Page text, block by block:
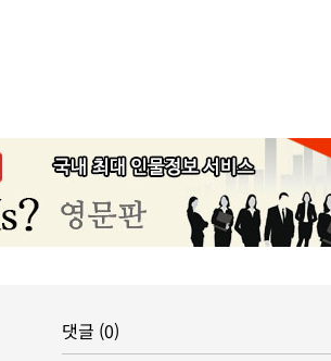
댓글 (0)